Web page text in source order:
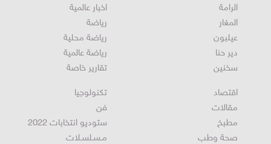
الرامة
المغار
عيلبون
دير حنا
سخنين
اخبار عالمية
رياضة
رياضة محلية
رياضة عالمية
تقارير خاصة
اقتصاد
مقالات
مطبخ
صحة وطب
تكنولوجيا
فن
ستوديو انتخابات 2022
مـسـلسـلات